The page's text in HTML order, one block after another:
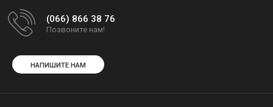
(066) 866 38 76
Позвоните нам!
НАПИШИТЕ НАМ